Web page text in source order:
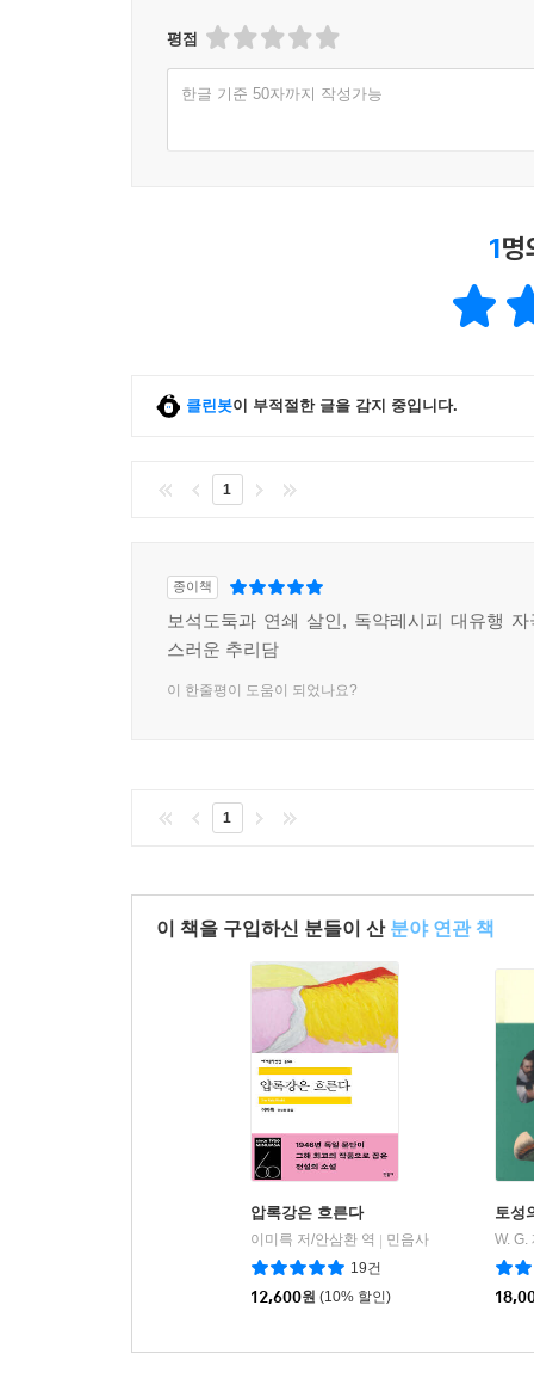
평점
한글 기준 50자까지 작성가능
1명
클린봇이 부적절한 글을 감지 중입니다.
1
종이책
보석도둑과 연쇄 살인, 독약레시피 대유행
스러운 추리담
이 한줄평이 도움이 되었나요?
1
이 책을 구입하신 분들이 산 분야 연관 책
압록강은 흐른다
이미륵 저/안삼환 역
민음사
19건
12,600원 (10% 할인)
토성
W. G.